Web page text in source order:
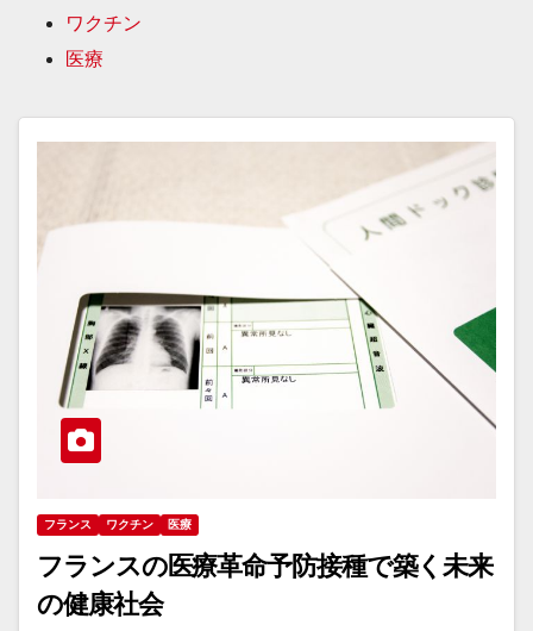
ワクチン
医療
フランス ワクチン 医療
フランスの医療革命予防接種で築く未来
の健康社会